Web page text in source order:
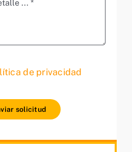
de privacidad
solicitud